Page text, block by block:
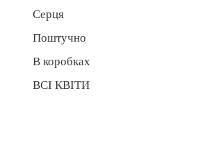
Серця
Поштучно
В коробках
ВСІ КВІТИ